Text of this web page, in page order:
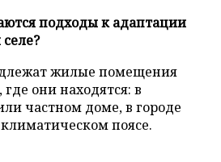
подходы к адаптации
жилые помещения
они находятся: в
частном доме, в городе
поясе.